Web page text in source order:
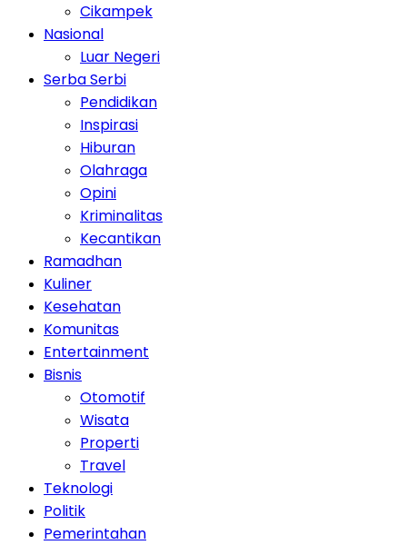
Cikampek
Nasional
Luar Negeri
Serba Serbi
Pendidikan
Inspirasi
Hiburan
Olahraga
Opini
Kriminalitas
Kecantikan
Ramadhan
Kuliner
Kesehatan
Komunitas
Entertainment
Bisnis
Otomotif
Wisata
Properti
Travel
Teknologi
Politik
Pemerintahan